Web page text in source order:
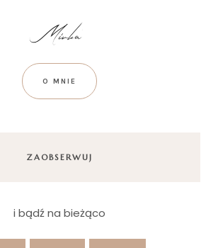
O MNIE
ZAOBSERWUJ
i bądź na bieżąco